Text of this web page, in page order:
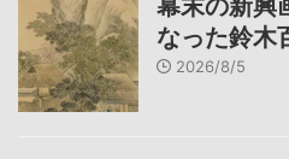
なった鈴木
2026/8/5